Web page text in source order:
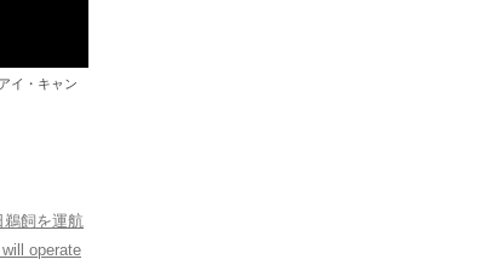
イ・キャン
飼を運航
operate